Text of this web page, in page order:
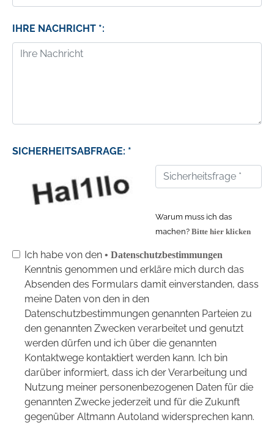
IHRE NACHRICHT *:
SICHERHEITSABFRAGE: *
Warum muss ich das
machen? Bitte hier klicken
Ich habe von den • Datenschutzbestimmungen
Kenntnis genommen und erkläre mich durch das
Absenden des Formulars damit einverstanden, dass
meine Daten von den in den
Datenschutzbestimmungen genannten Parteien zu
den genannten Zwecken verarbeitet und genutzt
werden dürfen und ich über die genannten
Kontaktwege kontaktiert werden kann. Ich bin
darüber informiert, dass ich der Verarbeitung und
Nutzung meiner personenbezogenen Daten für die
genannten Zwecke jederzeit und für die Zukunft
gegenüber Altmann Autoland widersprechen kann.